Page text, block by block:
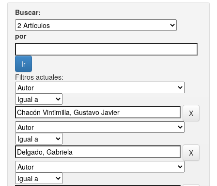
Buscar:
por
Filtros actuales: